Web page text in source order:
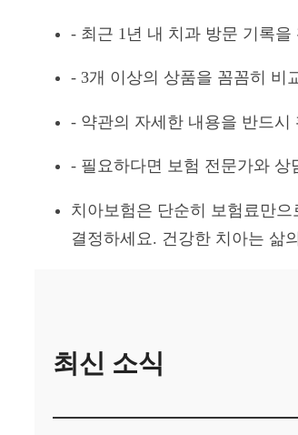
- 최근 1년 내 치과 방문 기록을
- 3개 이상의 상품을 꼼꼼히 비
- 약관의 자세한 내용을 반드시
- 필요하다면 보험 전문가와 상
치아보험은 단순히 보험료만
결정하세요. 건강한 치아는 삶
최신 소식